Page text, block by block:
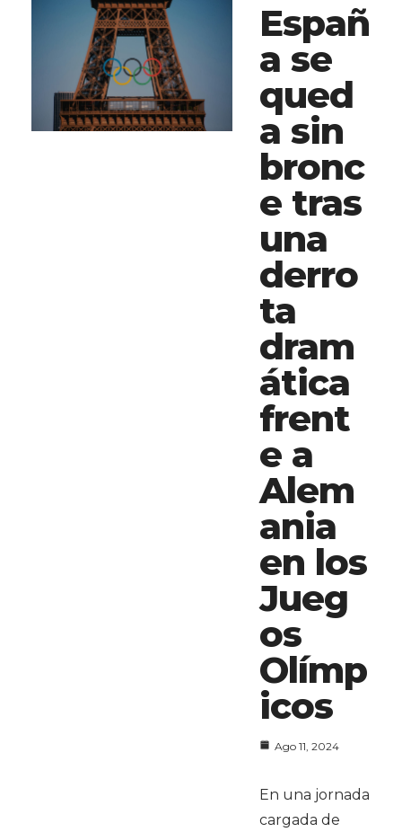
Españ
a se
qued
a sin
bronc
e tras
una
derro
ta
dram
ática
frent
e a
Alem
ania
en los
Jueg
os
Olímp
icos
Ago 11, 2024
En una jornada
cargada de